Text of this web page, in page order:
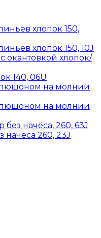
хлопок 150,
хлопок 150, 10J
окантовкой хлопок/
140, 06U
на молнии
на молнии
начёса, 260, 63J
начеса 260, 23J